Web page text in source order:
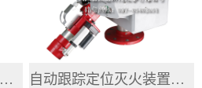
自动跟踪定位灭火装置（5L） 自动跟踪定位灭火装置（20升）